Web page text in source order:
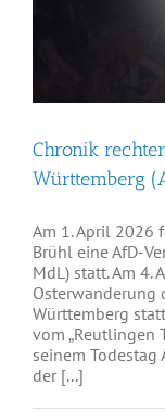
Chronik
Württemberg
Am 1. April 2026
Brühl eine AfD-
MdL) statt. Am
Osterwanderung
Württemberg
vom „Reutlingen
seinem Todestag
der [...]